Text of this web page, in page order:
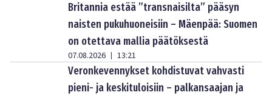
Britannia estää ”transnaisilta” pääsyn
naisten pukuhuoneisiin – Mäenpää: Suomen
on otettava mallia päätöksestä
07.08.2026 | 13:21
Veronkevennykset kohdistuvat vahvasti
pieni- ja keskituloisiin – palkansaajan ja